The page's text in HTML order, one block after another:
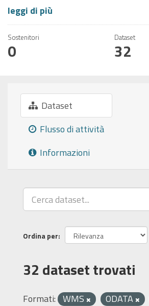
leggi di più
Sostenitori
0
Dataset
32
Dataset
Flusso di attività
Informazioni
Ordina per
32 dataset trovati
Formati: WMS ODATA